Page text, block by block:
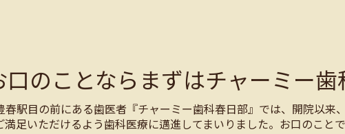
口のことならまずはチャーミー歯
駅目の前にある歯医者『チャーミー歯科春日部』では、開院以
足いただけるよう歯科医療に邁進してまいりました。お口のこと